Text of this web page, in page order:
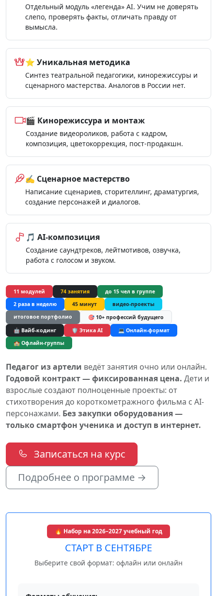
Отдельный модуль «легенда» AI. Учим не доверять
слепо, проверять факты, отличать правду от
вымысла.
⭐ Уникальная методика
Синтез театральной педагогики, кинорежиссуры и
сценарного мастерства. Аналогов в России нет.
🎬 Кинорежиссура и монтаж
Создание видеороликов, работа с кадром,
композиция, цветокоррекция, пост-продакшн.
✍️ Сценарное мастерство
Написание сценариев, сторителлинг, драматургия,
создание персонажей и диалогов.
🎵 AI-композиция
Создание саундтреков, лейтмотивов, озвучка,
работа с голосом и звуком.
11 модулей 74 занятия
до 15 чел в группе
2 раза в неделю
45 минут
видео-проекты
итоговое портфолио
🎯 10+ профессий будущего
🤖 Вайб-кодинг
🛡️ Этика AI
💻 Онлайн-формат
🏫 Офлайн-группы
Педагог из артели ведёт занятия очно или онлайн.
Годовой контракт — фиксированная цена. Дети и
взрослые создают полноценные проекты: от
стихотворения до короткометражного фильма с AI-
персонажами. Без закупки оборудования —
только смартфон ученика и доступ в интернет.
Записаться на курс
Подробнее о программе →
🔥 Набор на 2026–2027 учебный год
СТАРТ В СЕНТЯБРЕ
Выберите свой формат: офлайн или онлайн